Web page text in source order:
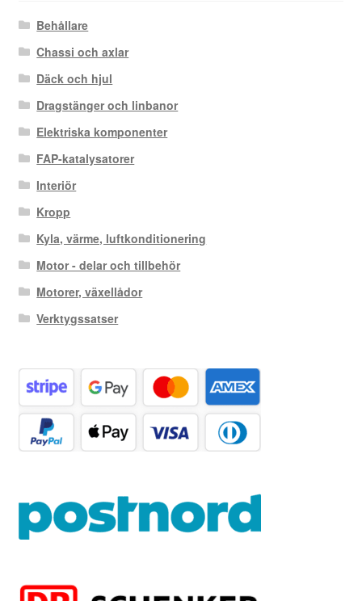
Behållare
Chassi och axlar
Däck och hjul
Dragstänger och linbanor
Elektriska komponenter
FAP-katalysatorer
Interiör
Kropp
Kyla, värme, luftkonditionering
Motor - delar och tillbehör
Motorer, växellådor
Verktygssatser